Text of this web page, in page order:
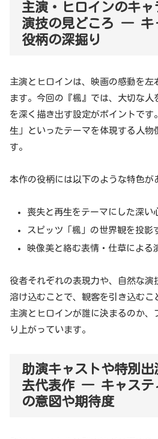
主演・ヒロインのキャ
演技の見どころ ― キ
役柄の深掘り
主演とヒロインは、映画の感動を左
ます。今回の『楓』では、大切な人
を深く描き出す設定がポイントです
生」といったテーマを体現する人物
す。
本作の役柄には以下のような特色が
喪失と再生をテーマにした深い
スピッツ「楓」の世界観を投影
映像美と絡む表情・仕草による
役者それぞれの表現力や、自然な演
溶け込むことで、観客を引き込むこ
主演とヒロインが誰に決まるのか、
り上がっています。
助演キャストや特別
去代表作 ― キャステ
の意図や期待度